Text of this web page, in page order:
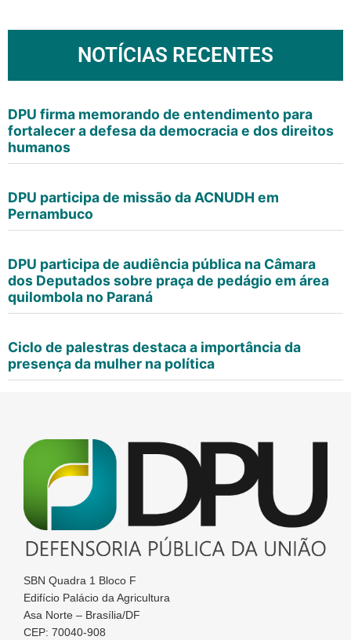
NOTÍCIAS RECENTES
DPU firma memorando de entendimento para
fortalecer a defesa da democracia e dos direitos
humanos
DPU participa de missão da ACNUDH em
Pernambuco
DPU participa de audiência pública na Câmara
dos Deputados sobre praça de pedágio em área
quilombola no Paraná
Ciclo de palestras destaca a importância da
presença da mulher na política
SBN Quadra 1 Bloco F
Edifício Palácio da Agricultura
Asa Norte – Brasília/DF
CEP: 70040-908